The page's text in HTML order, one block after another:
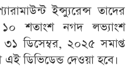
ইন্স্যুরেন্স তাদের
১০ শতাংশ নগদ লভ্যাংশ
৩১ ডিসেম্বর, ২০২৫ সমাপ্ত
ডিভিডেন্ড দেওয়া হবে।